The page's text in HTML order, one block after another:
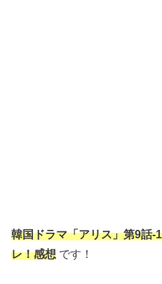
韓国ドラマ「アリス」第9話
レ！感想 です！